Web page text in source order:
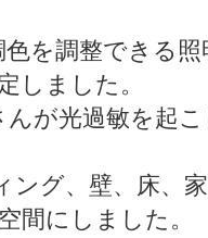
を調整できる
しました。
が光過敏を起
グ、壁、床、
間にしました。